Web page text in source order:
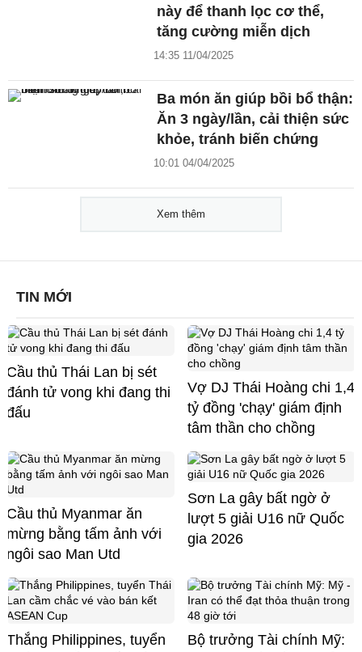
này để thanh lọc cơ thể,
tăng cường miễn dịch
14:35 11/04/2025
Ba món ăn giúp bồi bổ thận:
Ăn 3 ngày/lần, cải thiện sức
khỏe, tránh biến chứng
10:01 04/04/2025
Xem thêm
TIN MỚI
Cầu thủ Thái Lan bị sét
đánh tử vong khi đang thi
đấu
Vợ DJ Thái Hoàng chi 1,4
tỷ đồng 'chạy' giám định
tâm thần cho chồng
Cầu thủ Myanmar ăn
mừng bằng tấm ảnh với
ngôi sao Man Utd
Sơn La gây bất ngờ ở
lượt 5 giải U16 nữ Quốc
gia 2026
Thắng Philippines, tuyển
Bộ trưởng Tài chính Mỹ: